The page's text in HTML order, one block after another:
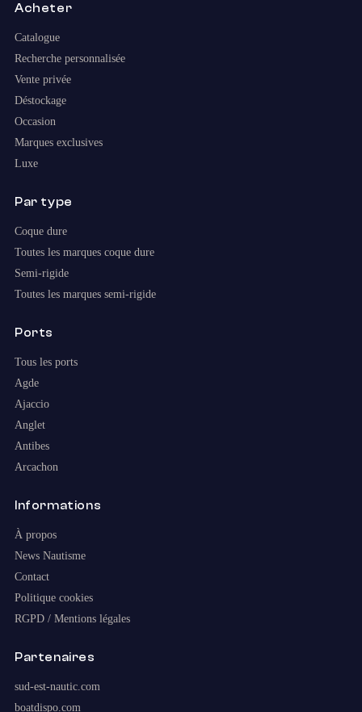
Acheter
Catalogue
Recherche personnalisée
Vente privée
Déstockage
Occasion
Marques exclusives
Luxe
Par type
Coque dure
Toutes les marques coque dure
Semi-rigide
Toutes les marques semi-rigide
Ports
Tous les ports
Agde
Ajaccio
Anglet
Antibes
Arcachon
Informations
À propos
News Nautisme
Contact
Politique cookies
RGPD / Mentions légales
Partenaires
sud-est-nautic.com
boatdispo.com